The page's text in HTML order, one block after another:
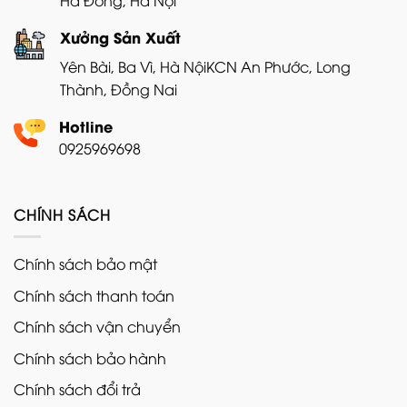
Xưởng Sản Xuất
Yên Bài, Ba Vì, Hà NộiKCN An Phước, Long
Thành, Đồng Nai
Hotline
0925969698
CHÍNH SÁCH
Chính sách bảo mật
Chính sách thanh toán
Chính sách vận chuyển
Chính sách bảo hành
Chính sách đổi trả